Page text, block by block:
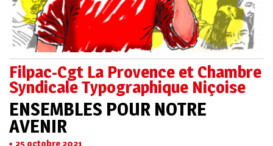
Filpac-Cgt La Provence et Chambre
Syndicale Typographique Niçoise
ENSEMBLES POUR NOTRE
AVENIR
25 octobre 2021